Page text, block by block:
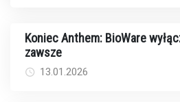
Koniec Anthem: BioWare
zawsze
13.01.2026